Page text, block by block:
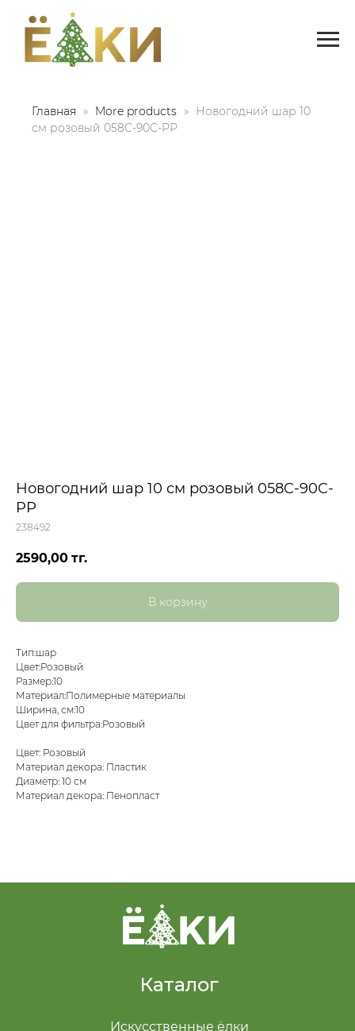
Главная More products
Новогодний шар 10
см розовый 058C-90C-PP
Новогодний шар 10 см розовый 058C-90C-
PP
238492
2590,00 тг.
В корзину
Тип:шар
Цвет:Розовый
Размер:10
Материал:Полимерные материалы
Ширина, см:10
Цвет для фильтра:Розовый
Цвет: Розовый
Материал декора: Пластик
Диаметр: 10 см
Материал декора: Пенопласт
Каталог
Искусственные ёлки